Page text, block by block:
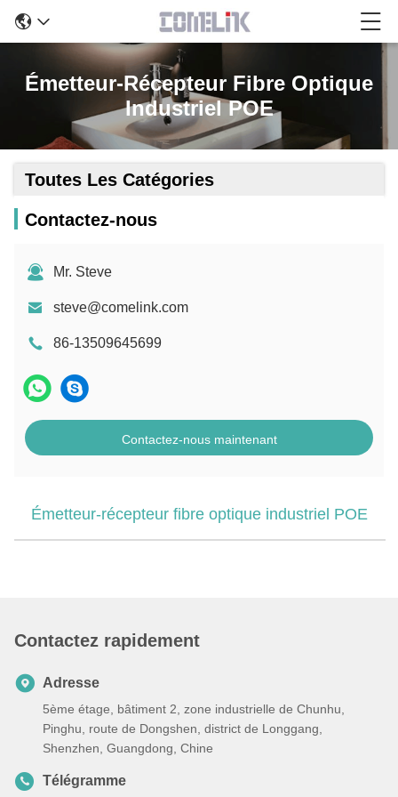
Émetteur-Récepteur Fibre Optique
Industriel POE
Toutes Les Catégories
Contactez-nous
Mr. Steve
steve@comelink.com
86-13509645699
Contactez-nous maintenant
Émetteur-récepteur fibre optique industriel POE
Contactez rapidement
Adresse
5ème étage, bâtiment 2, zone industrielle de Chunhu,
Pinghu, route de Dongshen, district de Longgang,
Shenzhen, Guangdong, Chine
Télégramme